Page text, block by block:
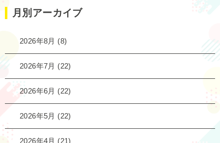
月別アーカイブ
2026年8月 (8)
2026年7月 (22)
2026年6月 (22)
2026年5月 (22)
2026年4月 (21)